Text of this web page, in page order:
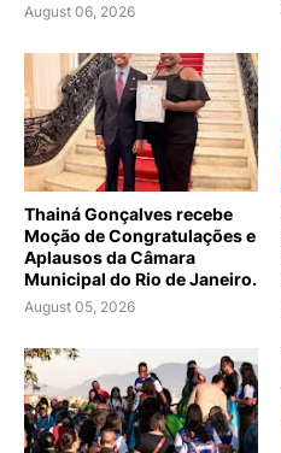
August 06, 2026
Thainá Gonçalves recebe
Moção de Congratulações e
Aplausos da Câmara
Municipal do Rio de Janeiro.
August 05, 2026